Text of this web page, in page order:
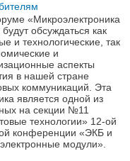
«Микроэлектроника
обсуждаться как
и технологические, так
и
аспекты
в нашей стране
коммуникаций. Эта
является одной из
на секции №11
технологии» 12-ой
конференции «ЭКБ и
модули».